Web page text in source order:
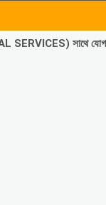
SERVICES) সাথে